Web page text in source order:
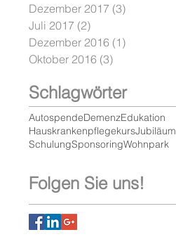
Dezember 2017 (3)
Juli 2017 (2)
Dezember 2016 (1)
Oktober 2016 (3)
Schlagwörter
AutospendeDemenzEdukation
HauskrankenpflegekursJubiläum
SchulungSponsoringWohnpark
Folgen Sie uns!